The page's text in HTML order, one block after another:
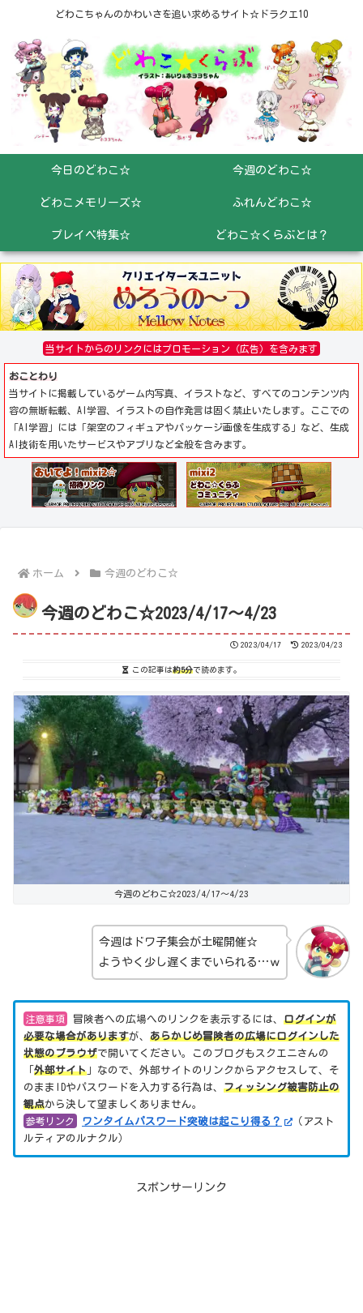
どわこちゃんのかわいさを追い求めるサイト☆ドラクエ10
今日のどわこ☆ 今週のどわこ☆
どわこメモリーズ☆ ふれんどわこ☆
プレイベ特集☆ どわこ☆くらぶとは？
当サイトからのリンクにはプロモーション（広告）を含みます
おことわり
当サイトに掲載しているゲーム内写真、イラストなど、すべてのコンテンツ内
容の無断転載、AI学習、イラストの自作発言は固く禁止いたします。ここでの
「AI学習」には「架空のフィギュアやパッケージ画像を生成する」など、生成
AI技術を用いたサービスやアプリなど全般を含みます。
ホーム 今週のどわこ☆
今週のどわこ☆2023/4/17～4/23
2023/04/17 2023/04/23
この記事は約5分で読めます。
今週のどわこ☆2023/4/17～4/23
今週はドワ子集会が土曜開催☆
ようやく少し遅くまでいられる…ｗ
注意事項 冒険者への広場へのリンクを表示するには、 ログインが
必要な場合がありますが、 あらかじめ冒険者の広場にログインした
状態のブラウザで開いてください。このブログもスクエニさんの
外部サイト 」なので、外部サイトのリンクからアクセスして、そ
のままIDやパスワードを入力する行為は、 フィッシング被害防止の
観点から決して望ましくありません。
参考リンク ワンタイムパスワード突破は起こり得る？
（アスト
ルティアのルナクル）
スポンサーリンク